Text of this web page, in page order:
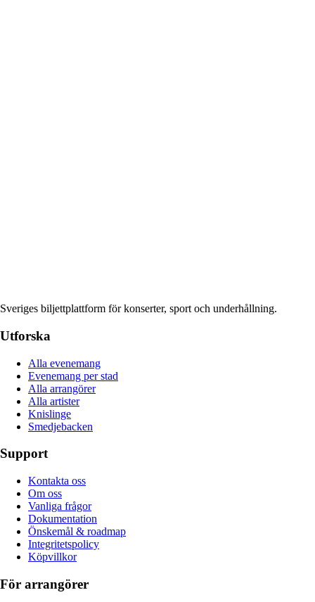
Sveriges biljettplattform för konserter, sport och underhållning.
Utforska
Alla evenemang
Evenemang per stad
Alla arrangörer
Alla artister
Knislinge
Smedjebacken
Support
Kontakta oss
Om oss
Vanliga frågor
Dokumentation
Önskemål & roadmap
Integritetspolicy
Köpvillkor
För arrangörer